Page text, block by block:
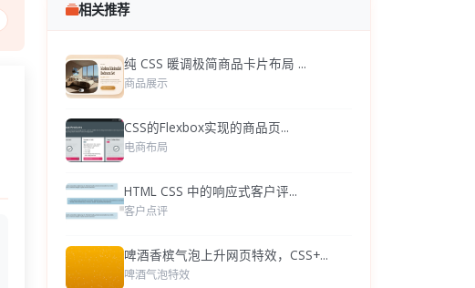
相关推荐
纯 CSS 暖调极简商品卡片布局 ...
商品展示
CSS的Flexbox实现的商品页...
电商布局
HTML CSS 中的响应式客户评...
客户点评
啤酒香槟气泡上升网页特效，CSS+...
啤酒气泡特效